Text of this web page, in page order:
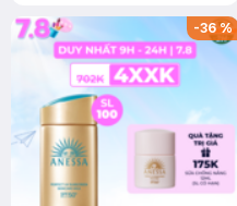
SPF 50+ 20ml (SL Có Hạn)
-36%